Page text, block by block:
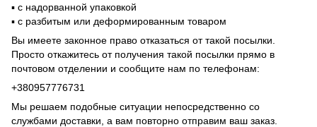
▪️ с надорванной упаковкой
▪️ с разбитым или деформированным товаром
Вы имеете законное право отказаться от такой посылки.
Просто откажитесь от получения такой посылки прямо в
почтовом отделении и сообщите нам по телефонам:
+380957776731
Мы решаем подобные ситуации непосредственно со
службами доставки, а вам повторно отправим ваш заказ.